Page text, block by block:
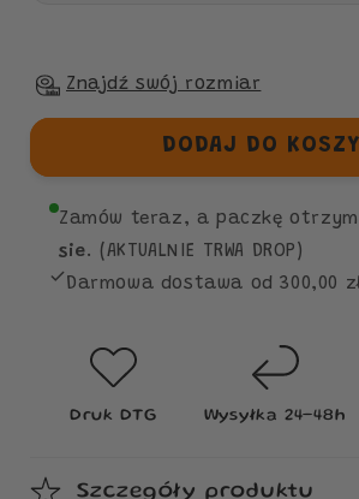
Znajdź swój rozmiar
DODAJ DO
Zamów teraz, a paczkę
sie. (AKTUALNIE TRWA DROP)
Darmowa dostawa od 300,00
Druk DTG Wysyłka 24–48h
Szczegóły produktu